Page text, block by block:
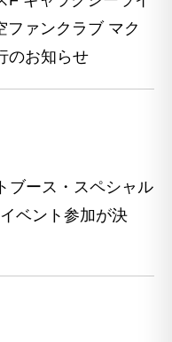
ァンクラブ マク
のお知らせ
ブース・スペシャル
ベント参加が決